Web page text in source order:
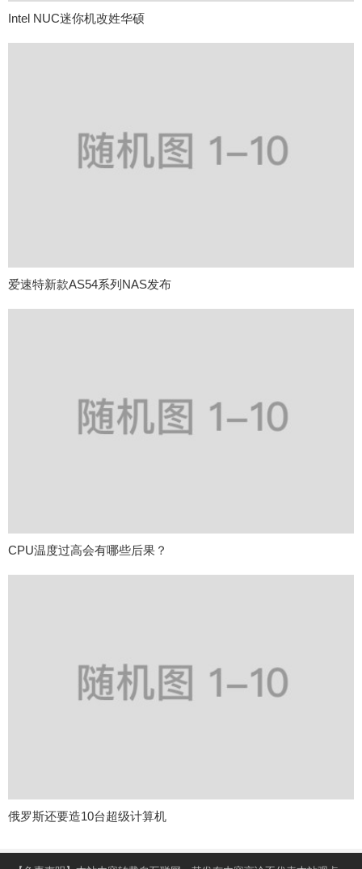
Intel NUC迷你机改姓华硕
爱速特新款AS54系列NAS发布
CPU温度过高会有哪些后果？
俄罗斯还要造10台超级计算机